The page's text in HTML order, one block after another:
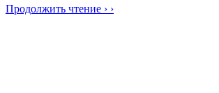
Продолжить чтение › ›